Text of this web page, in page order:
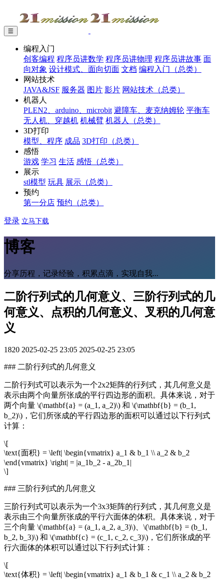
☰
编程入门
创客编程 程序员讲数学 程序员讲物理 程序员讲故事 面
向对象 设计模式、面向切面 文档 编程入门（总类）
网站技术
JAVA&JSF 服务器 图片 影片 网站技术（总类）
机器人
PLEN2、arduino、microbit 避障车、麦克纳姆轮 平衡车
无人机、穿越机 机械臂 机器人（总类）
3D打印
模型、程序 成品 3D打印（总类）
感悟
游戏 学习 生活 感悟（总类）
展示
stl模型 玩具 展示（总类）
预约
第一分店 预约（总类）
登录 立马下载
博客
分享历程，记录经验，积累点滴，实现自我...
二阶行列式的几何意义、三阶行列式的几
何意义、点积的几何意义、叉积的几何意
义
1820 2025-02-25 23:05 2025-02-25 23:05
### 二阶行列式的几何意义
二阶行列式可以表示为一个2x2矩阵的行列式，其几何意义是
表示由两个向量所张成的平行四边形的面积。具体来说，对于
两个向量 \(\mathbf{a} = (a_1, a_2)\) 和 \(\mathbf{b} = (b_1,
b_2)\)，它们所张成的平行四边形的面积可以通过以下行列式
计算：
\[
\text{面积} = \left| \begin{vmatrix} a_1 & b_1 \\ a_2 & b_2
\end{vmatrix} \right| = |a_1b_2 - a_2b_1|
\]
### 三阶行列式的几何意义
三阶行列式可以表示为一个3x3矩阵的行列式，其几何意义是
表示由三个向量所张成的平行六面体的体积。具体来说，对于
三个向量 \(\mathbf{a} = (a_1, a_2, a_3)\)、\(\mathbf{b} = (b_1,
b_2, b_3)\) 和 \(\mathbf{c} = (c_1, c_2, c_3)\)，它们所张成的平
行六面体的体积可以通过以下行列式计算：
\[
\text{体积} = \left| \begin{vmatrix} a_1 & b_1 & c_1 \\ a_2 & b_2